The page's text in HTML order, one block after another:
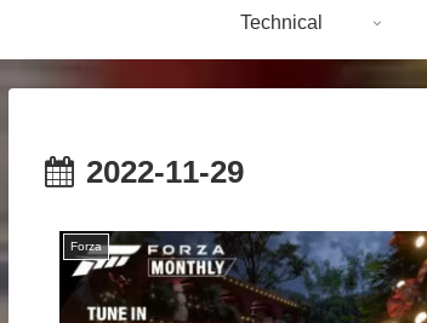
Technical
2022-11-29
Forza